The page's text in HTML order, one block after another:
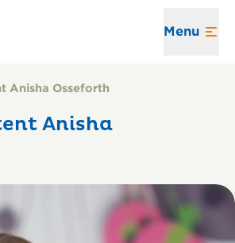
Menu
Anisha Osseforth
Anisha